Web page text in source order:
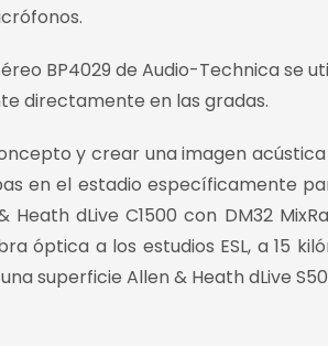
BP4029 de Audio-Technica se
directamente en las gradas.
y crear una imagen
en el estadio específicamente
dLive C1500 con DM32
óptica a los estudios ESL, a 15
superficie Allen & Heath dLive